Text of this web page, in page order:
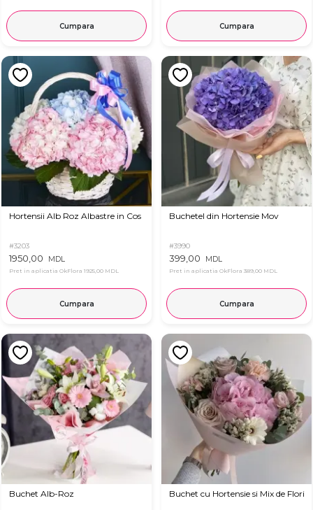
Cumpara Cumpara
Hortensii Alb Roz Albastre in Cos
#3203
1950,00 MDL
Pret in aplicatia OkFlora 1925,00 MDL
Cumpara
Buchetel din Hortensie Mov
#3990
399,00 MDL
Pret in aplicatia OkFlora 389,00 MDL
Cumpara
Buchet Alb-Roz Buchet cu Hortensie si Mix de Flori